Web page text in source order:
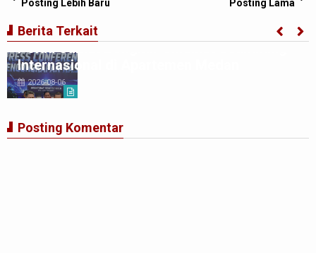
Posting Lebih Baru Posting Lama
Berita Terkait
Polda Sumut Bongkar Sindikat Scamming
Internasional di Apartemen Medan
2026-08-06
Posting Komentar